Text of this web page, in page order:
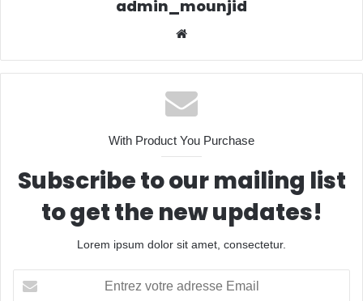
admin_mounjid
With Product You Purchase
Subscribe to our mailing list
to get the new updates!
Lorem ipsum dolor sit amet, consectetur.
votre